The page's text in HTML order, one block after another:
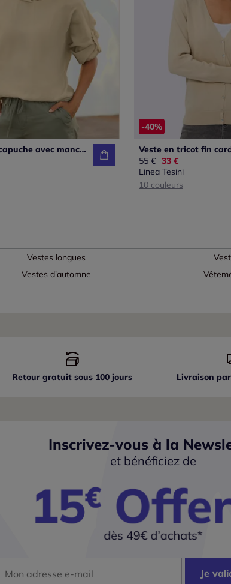
Chemisier capuche avec manches retroussables et ourlet élastiqué
-40%
Ancien prix :
55 € Nouveau prix :
33 €
Linea Tesini
10 couleurs
Vestes longues
Vestes d'automne
Retour gratuit sous 100 jours Livraison
Inscrivez-vous à la
et bénéficiez de
Je